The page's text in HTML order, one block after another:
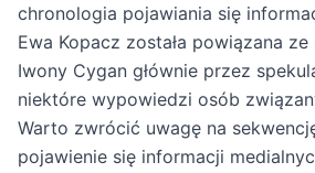
chronologia pojawiania się
Ewa Kopacz została powiązana
Iwony Cygan głównie przez
niektóre wypowiedzi osób
Warto zwrócić uwagę na
pojawienie się informacji